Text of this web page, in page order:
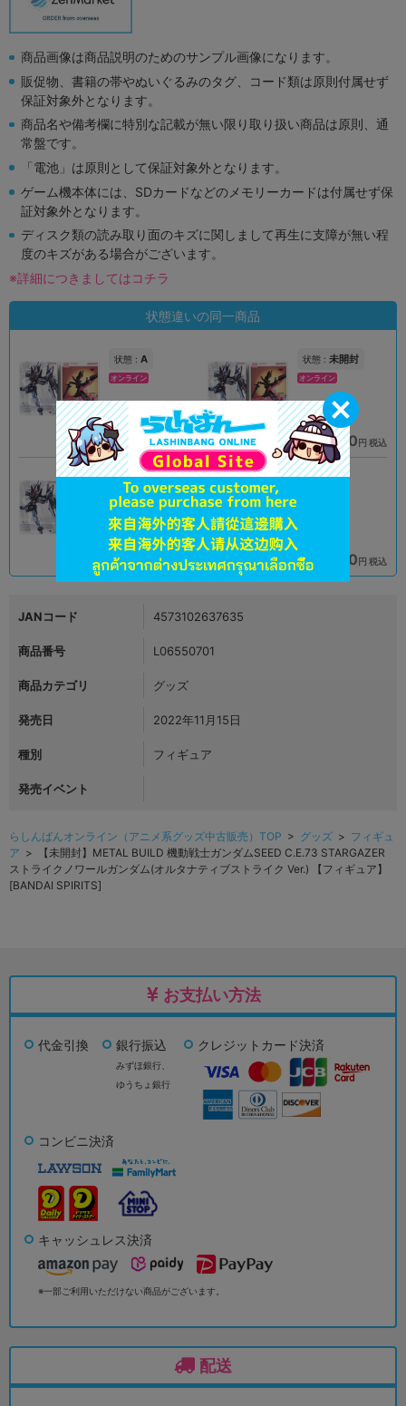
商品画像は商品説明のためのサンプル画像になります。
販促物、書籍の帯やぬいぐるみのタグ、コード類は原則付属せず
保証対象外となります。
商品名や備考欄に特別な記載が無い限り取り扱い商品は原則、通
常盤です。
「電池」は原則として保証対象外となります。
ゲーム機本体には、SDカードなどのメモリーカードは付属せず保
証対象外となります。
ディスク類の読み取り面のキズに関しまして再生に支障が無い程
度のキズがある場合がございます。
※詳細につきましてはコチラ
状態違いの同一商品
状態 : A
オンライン
品切状態 43,900円 税込
状態 : 未開封
オンライン
在庫あり 44,900円 税込
状態 :未開封
キャナルシティ博多店
在庫あり 49,900 円 税込
状態 :A
在庫あり 42,900円 税込
JANコード 4573102637635
商品番号 L06550701
商品カテゴリ グッズ
発売日 2022年11月15日
種別 フィギュア
発売イベント
らしんばんオンライン（アニメ系グッズ中古販売）TOP > グッズ > フィギュ
ア > 【未開封】METAL BUILD 機動戦士ガンダムSEED C.E.73 STARGAZER
ストライクノワールガンダム(オルタナティブストライク Ver.) 【フィギュア】
[BANDAI SPIRITS]
お支払い方法
代金引換 銀行振込
みずほ銀行、
ゆうちょ銀行
クレジットカード決済
コンビニ決済
キャッシュレス決済
※一部ご利用いただけない商品がございます。
配送